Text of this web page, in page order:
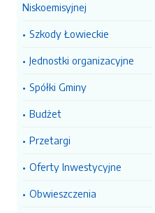
Niskoemisyjnej
Szkody Łowieckie
Jednostki organizacyjne
Spółki Gminy
Budżet
Przetargi
Oferty Inwestycyjne
Obwieszczenia